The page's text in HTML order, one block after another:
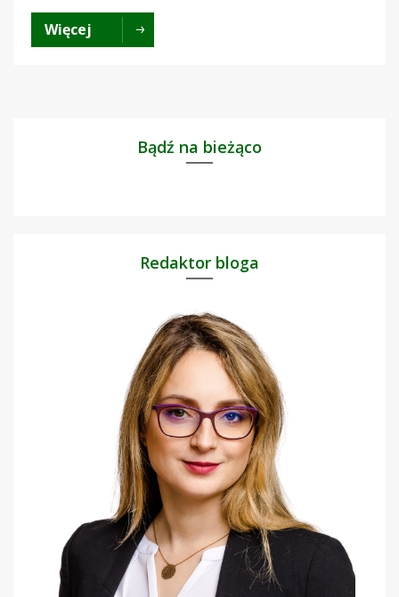
Więcej
Bądź na bieżąco
Redaktor bloga